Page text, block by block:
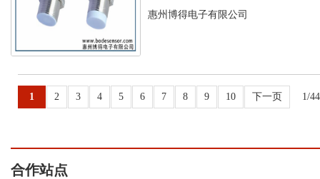
惠州博得电子有限公司
1 2 3 4 5 6 7 8 9 10 下一页 1/
合作站点